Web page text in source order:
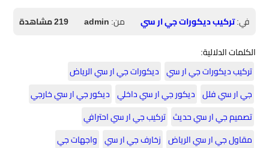
في:تركيب ديكورات جي ار سي من:admin
219 مشاهدة
الكلمات الدلالية:
تركيب ديكورات جي ار سي ديكورات جي ار سي الرياض
جي ار سي فلل ديكور جي ار سي داخلي ديكور جي ار سي خارجي
تصميم جي ار سي حديث تركيب جي ار سي احترافي
مقاول جي ار سي الرياض زخارف جي ار سي واجهات جي